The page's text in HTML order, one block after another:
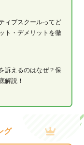
ィブスクールってど
ト・デメリットを徹
訴えるのはなぜ？保
解説！
グ